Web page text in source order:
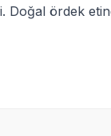
ördek